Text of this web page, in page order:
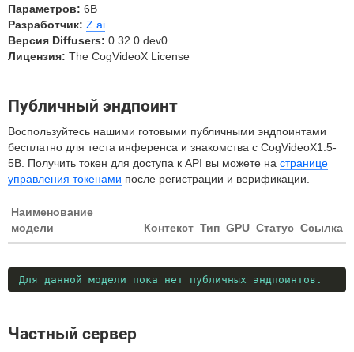
Параметров: 6B
Разработчик: Z.ai
Версия Diffusers: 0.32.0.dev0
Лицензия: The CogVideoX License
Публичный эндпоинт
Воспользуйтесь нашими готовыми публичными эндпоинтами
бесплатно для теста инференса и знакомства с CogVideoX1.5-
5B. Получить токен для доступа к API вы можете на странице
управления токенами после регистрации и верификации.
Наименование
модели
Контекст Тип GPU Статус Ссылка
Для данной модели пока нет публичных эндпоинтов.
Частный сервер